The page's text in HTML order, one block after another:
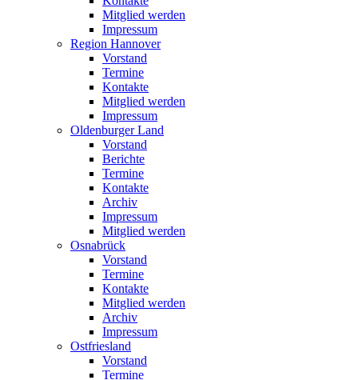
Mitglied werden
Impressum
Region Hannover
Vorstand
Termine
Kontakte
Mitglied werden
Impressum
Oldenburger Land
Vorstand
Berichte
Termine
Kontakte
Archiv
Impressum
Mitglied werden
Osnabrück
Vorstand
Termine
Kontakte
Mitglied werden
Archiv
Impressum
Ostfriesland
Vorstand
Termine